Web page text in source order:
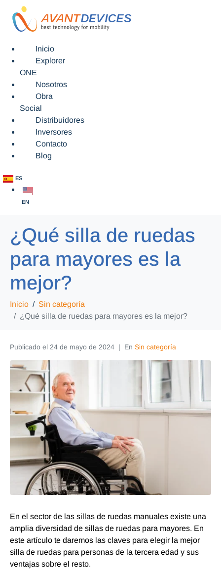
Inicio
Explorer
ONE
Nosotros
Obra
Social
Distribuidores
Inversores
Contacto
Blog
ES
EN
¿Qué silla de ruedas
para mayores es la
mejor?
Inicio
Sin categoría
¿Qué silla de ruedas para mayores es la mejor?
Publicado el 24 de mayo de 2024 En Sin categoría
En el sector de las sillas de ruedas manuales existe una
amplia diversidad de sillas de ruedas para mayores. En
este artículo te daremos las claves para elegir la mejor
silla de ruedas para personas de la tercera edad y sus
ventajas sobre el resto.